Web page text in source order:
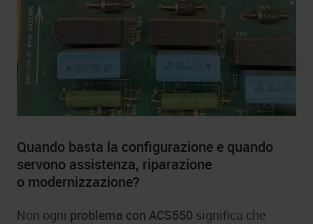
Quando basta la configurazione e quando
servono assistenza, riparazione
o modernizzazione?
Non ogni problema con ACS550 significa che